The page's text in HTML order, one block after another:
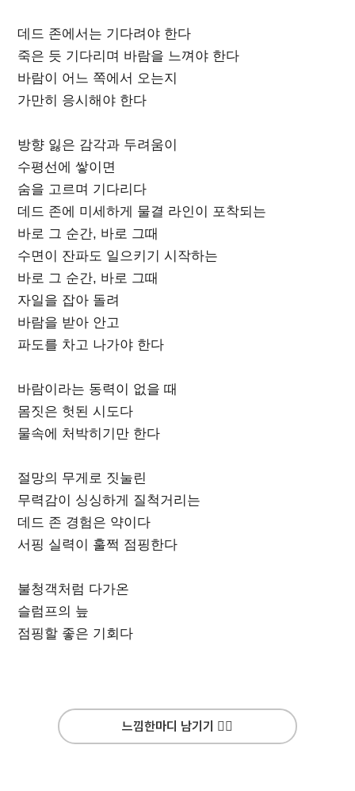
데드 존에서는 기다려야 한다
죽은 듯 기다리며 바람을 느껴야 한다
바람이 어느 쪽에서 오는지
가만히 응시해야 한다
방향 잃은 감각과 두려움이
수평선에 쌓이면
숨을 고르며 기다리다
데드 존에 미세하게 물결 라인이 포착되는
바로 그 순간, 바로 그때
수면이 잔파도 일으키기 시작하는
바로 그 순간, 바로 그때
자일을 잡아 돌려
바람을 받아 안고
파도를 차고 나가야 한다
바람이라는 동력이 없을 때
몸짓은 헛된 시도다
물속에 처박히기만 한다
절망의 무게로 짓눌린
무력감이 싱싱하게 질척거리는
데드 존 경험은 약이다
서핑 실력이 훌쩍 점핑한다
불청객처럼 다가온
슬럼프의 늪
점핑할 좋은 기회다
느낌한마디 남기기 ✍🏻